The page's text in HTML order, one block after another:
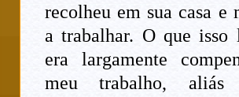
recolheu em sua casa e
a trabalhar. O que isso
era largamente
meu trabalho, aliás